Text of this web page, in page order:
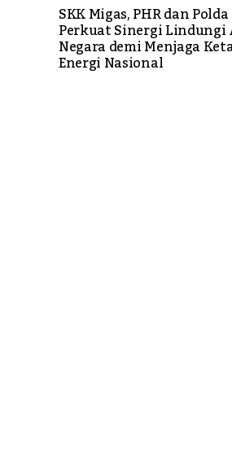
SKK Migas, PHR dan
Perkuat Sinergi Lindungi
Negara demi Menjaga
Energi Nasional